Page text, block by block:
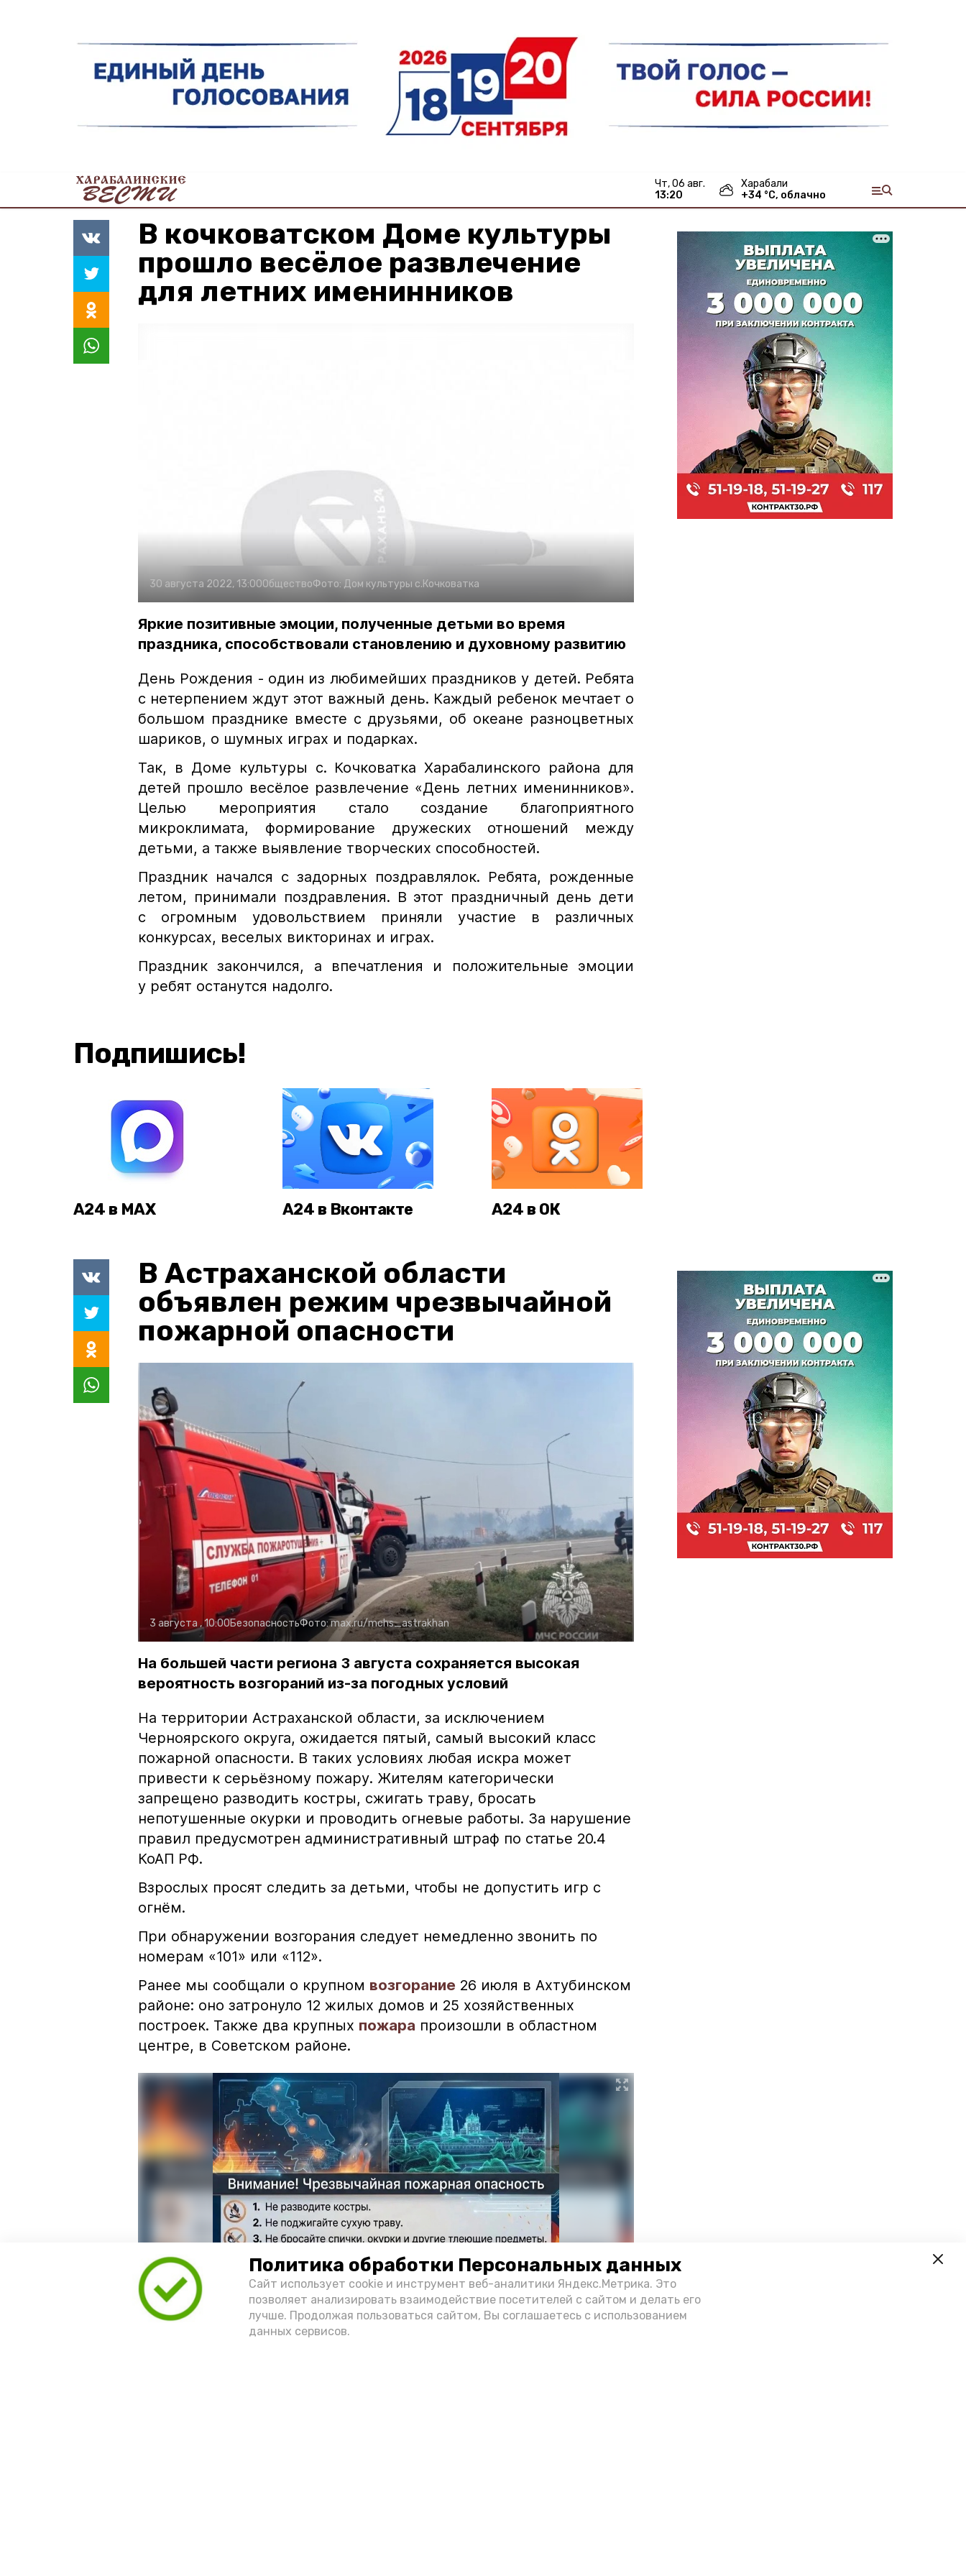
Политика обработки Персональных данных
Сайт использует cookie и инструмент веб-аналитики Яндекс.Метрика. Это
позволяет анализировать взаимодействие посетителей с сайтом и делать его
лучше. Продолжая пользоваться сайтом, Вы соглашаетесь с использованием
данных сервисов.
чт, 06 авг.
13:20
Харабали
+34 °С, облачно
В кочковатском Доме культуры
прошло весёлое развлечение
для летних именинников
30 августа 2022, 13:00ОбществоФото: Дом культуры с.Кочковатка
Яркие позитивные эмоции, полученные детьми во время
праздника, способствовали становлению и духовному развитию
День Рождения - один из любимейших праздников у детей. Ребята
с нетерпением ждут этот важный день. Каждый ребенок мечтает о
большом празднике вместе с друзьями, об океане разноцветных
шариков, о шумных играх и подарках.
Так, в Доме культуры с. Кочковатка Харабалинского района для
детей прошло весёлое развлечение «День летних именинников».
Целью мероприятия стало создание благоприятного
микроклимата, формирование дружеских отношений между
детьми, а также выявление творческих способностей.
Праздник начался с задорных поздравлялок. Ребята, рожденные
летом, принимали поздравления. В этот праздничный день дети
с огромным удовольствием приняли участие в различных
конкурсах, веселых викторинах и играх.
Праздник закончился, а впечатления и положительные эмоции
у ребят останутся надолго.
Подпишись!
А24 в MAX А24 в Вконтакте А24 в ОК
В Астраханской области
объявлен режим чрезвычайной
пожарной опасности
3 августа , 10:00БезопасностьФото:max.ru/mchs_astrakhan
На большей части региона 3 августа сохраняется высокая
вероятность возгораний из-за погодных условий
На территории Астраханской области, за исключением
Черноярского округа, ожидается пятый, самый высокий класс
пожарной опасности. В таких условиях любая искра может
привести к серьёзному пожару. Жителям категорически
запрещено разводить костры, сжигать траву, бросать
непотушенные окурки и проводить огневые работы. За нарушение
правил предусмотрен административный штраф по статье 20.4
КоАП РФ.
Взрослых просят следить за детьми, чтобы не допустить игр с
огнём.
При обнаружении возгорания следует немедленно звонить по
номерам «101» или «112».
Ранее мы сообщали о крупном возгорание 26 июля в Ахтубинском
районе: оно затронуло 12 жилых домов и 25 хозяйственных
построек. Также два крупных пожара произошли в областном
центре, в Советском районе.